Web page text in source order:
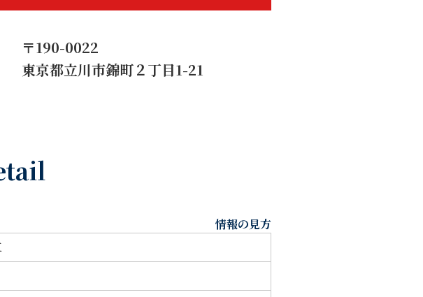
〒190-0022
東京都立川市錦町２丁目1-21
情報の見方